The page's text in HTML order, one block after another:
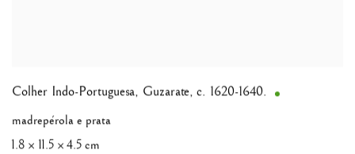
Colher Indo-Portuguesa, Guzarate, c. 1620-1640.
madrepérola e prata
1.8 × 11.5 × 4.5 cm